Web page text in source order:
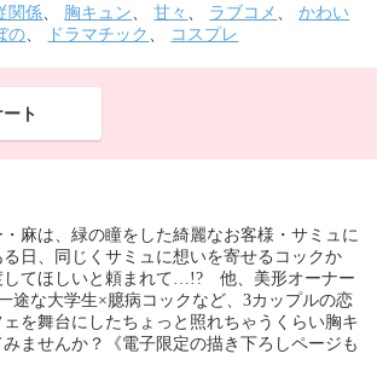
関係、 胸キュン、甘々 、 ラブコメ 、かわい
の、 ドラマチック 、 コスプレ
ト
麻は、緑の瞳をした綺麗なお客様・サミュに
日、同じくサミュに想いを寄せるコックか
してほしいと頼まれて…!? 他、美形オーナー
途な大学生×臆病コックなど、3カップルの恋
を舞台にしたちょっと照れちゃうくらい胸キ
ませんか？《電子限定の描き下ろしページも